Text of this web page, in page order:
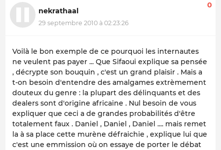
nekrathaal
29 septembre 2010 à 02:23:26
0
Voilà le bon exemple de ce pourquoi les internautes
ne veulent pas payer ... Que Sifaoui explique sa pensée
, décrypte son bouquin , c'est un grand plaisir . Mais a
t-on besoin d'entendre des amalgames extrèmement
douteux du genre : la plupart des délinquants et des
dealers sont d'origine africaine . Nul besoin de vous
expliquer que ceci a de grandes probabilités d'être
totalement faux . Daniel , Daniel , Daniel .... mais remet
la à sa place cette murène défraichie , explique lui que
c'est une emmission où on essaye de porter le débat